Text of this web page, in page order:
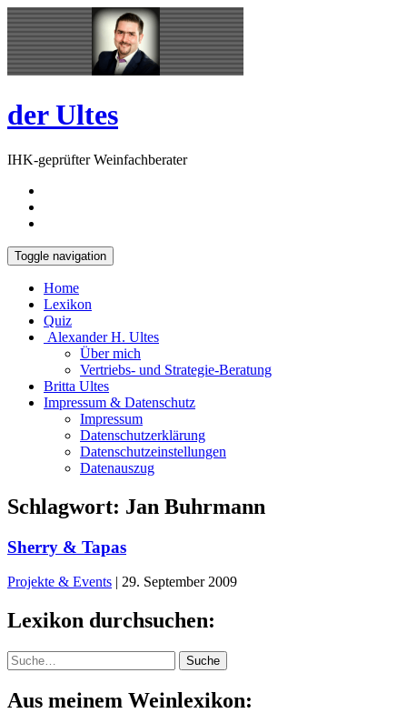
Skip
to
content
Open
Sidebar
der Ultes
IHK-geprüfter Weinfachberater
Toggle navigation
Home
Lexikon
Quiz
Alexander H. Ultes
Über mich
Vertriebs- und Strategie-Beratung
Britta Ultes
Impressum & Datenschutz
Impressum
Datenschutzerklärung
Datenschutzeinstellungen
Datenauszug
Schlagwort: Jan Buhrmann
Sherry & Tapas
Projekte & Events | 29. September 2009
Lexikon durchsuchen:
Suche Suche
Aus meinem Weinlexikon: